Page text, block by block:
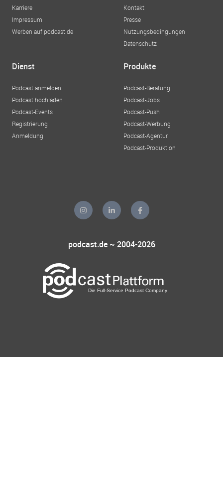
Karriere
Impressum
Werben auf podcast.de
Kontakt
Presse
Nutzungsbedingungen
Datenschutz
Dienst
Podcast anmelden
Podcast hochladen
Podcast-Events
Registrierung
Anmeldung
Produkte
Podcast-Beratung
Podcast-Jobs
Podcast-Push
Podcast-Werbung
Podcast-Agentur
Podcast-Produktion
podcast.de ~ 2004-2026